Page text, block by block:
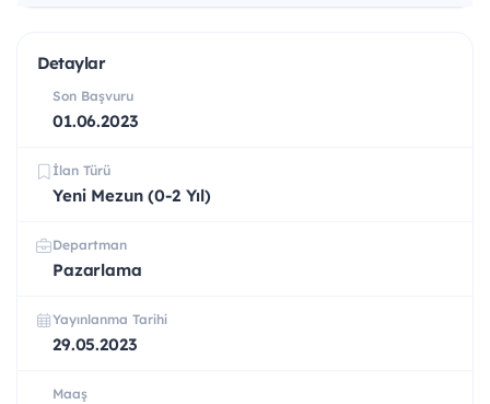
Detaylar
Son Başvuru
01.06.2023
İlan Türü
Yeni Mezun (0-2 Yıl)
Departman
Pazarlama
Yayınlanma Tarihi
29.05.2023
Maaş